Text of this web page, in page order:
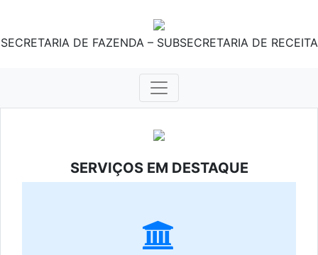
SECRETARIA DE FAZENDA – SUBSECRETARIA DE RECEITA
SERVIÇOS EM DESTAQUE